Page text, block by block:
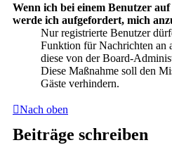
Wenn ich bei einem Benutzer
werde ich aufgefordert, mich
Nur registrierte Benutzer
Funktion für Nachrichten an
diese von der Board-
Diese Maßnahme soll den
Gäste verhindern.
Nach oben
Beiträge schreiben